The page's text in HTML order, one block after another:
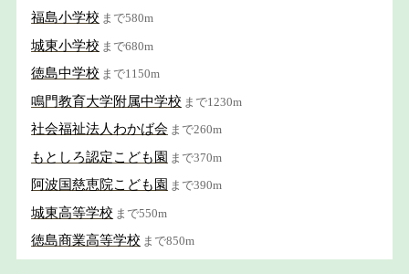
福島小学校 まで580m
城東小学校 まで680m
徳島中学校 まで1150m
鳴門教育大学附属中学校 まで1230m
社会福祉法人わかば会 まで260m
もとしろ認定こども園 まで370m
阿波国慈恵院こども園 まで390m
城東高等学校 まで550m
徳島商業高等学校 まで850m